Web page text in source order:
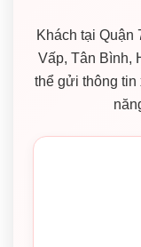
Khách tại Quận
Vấp, Tân Bình,
thể gửi thông tin